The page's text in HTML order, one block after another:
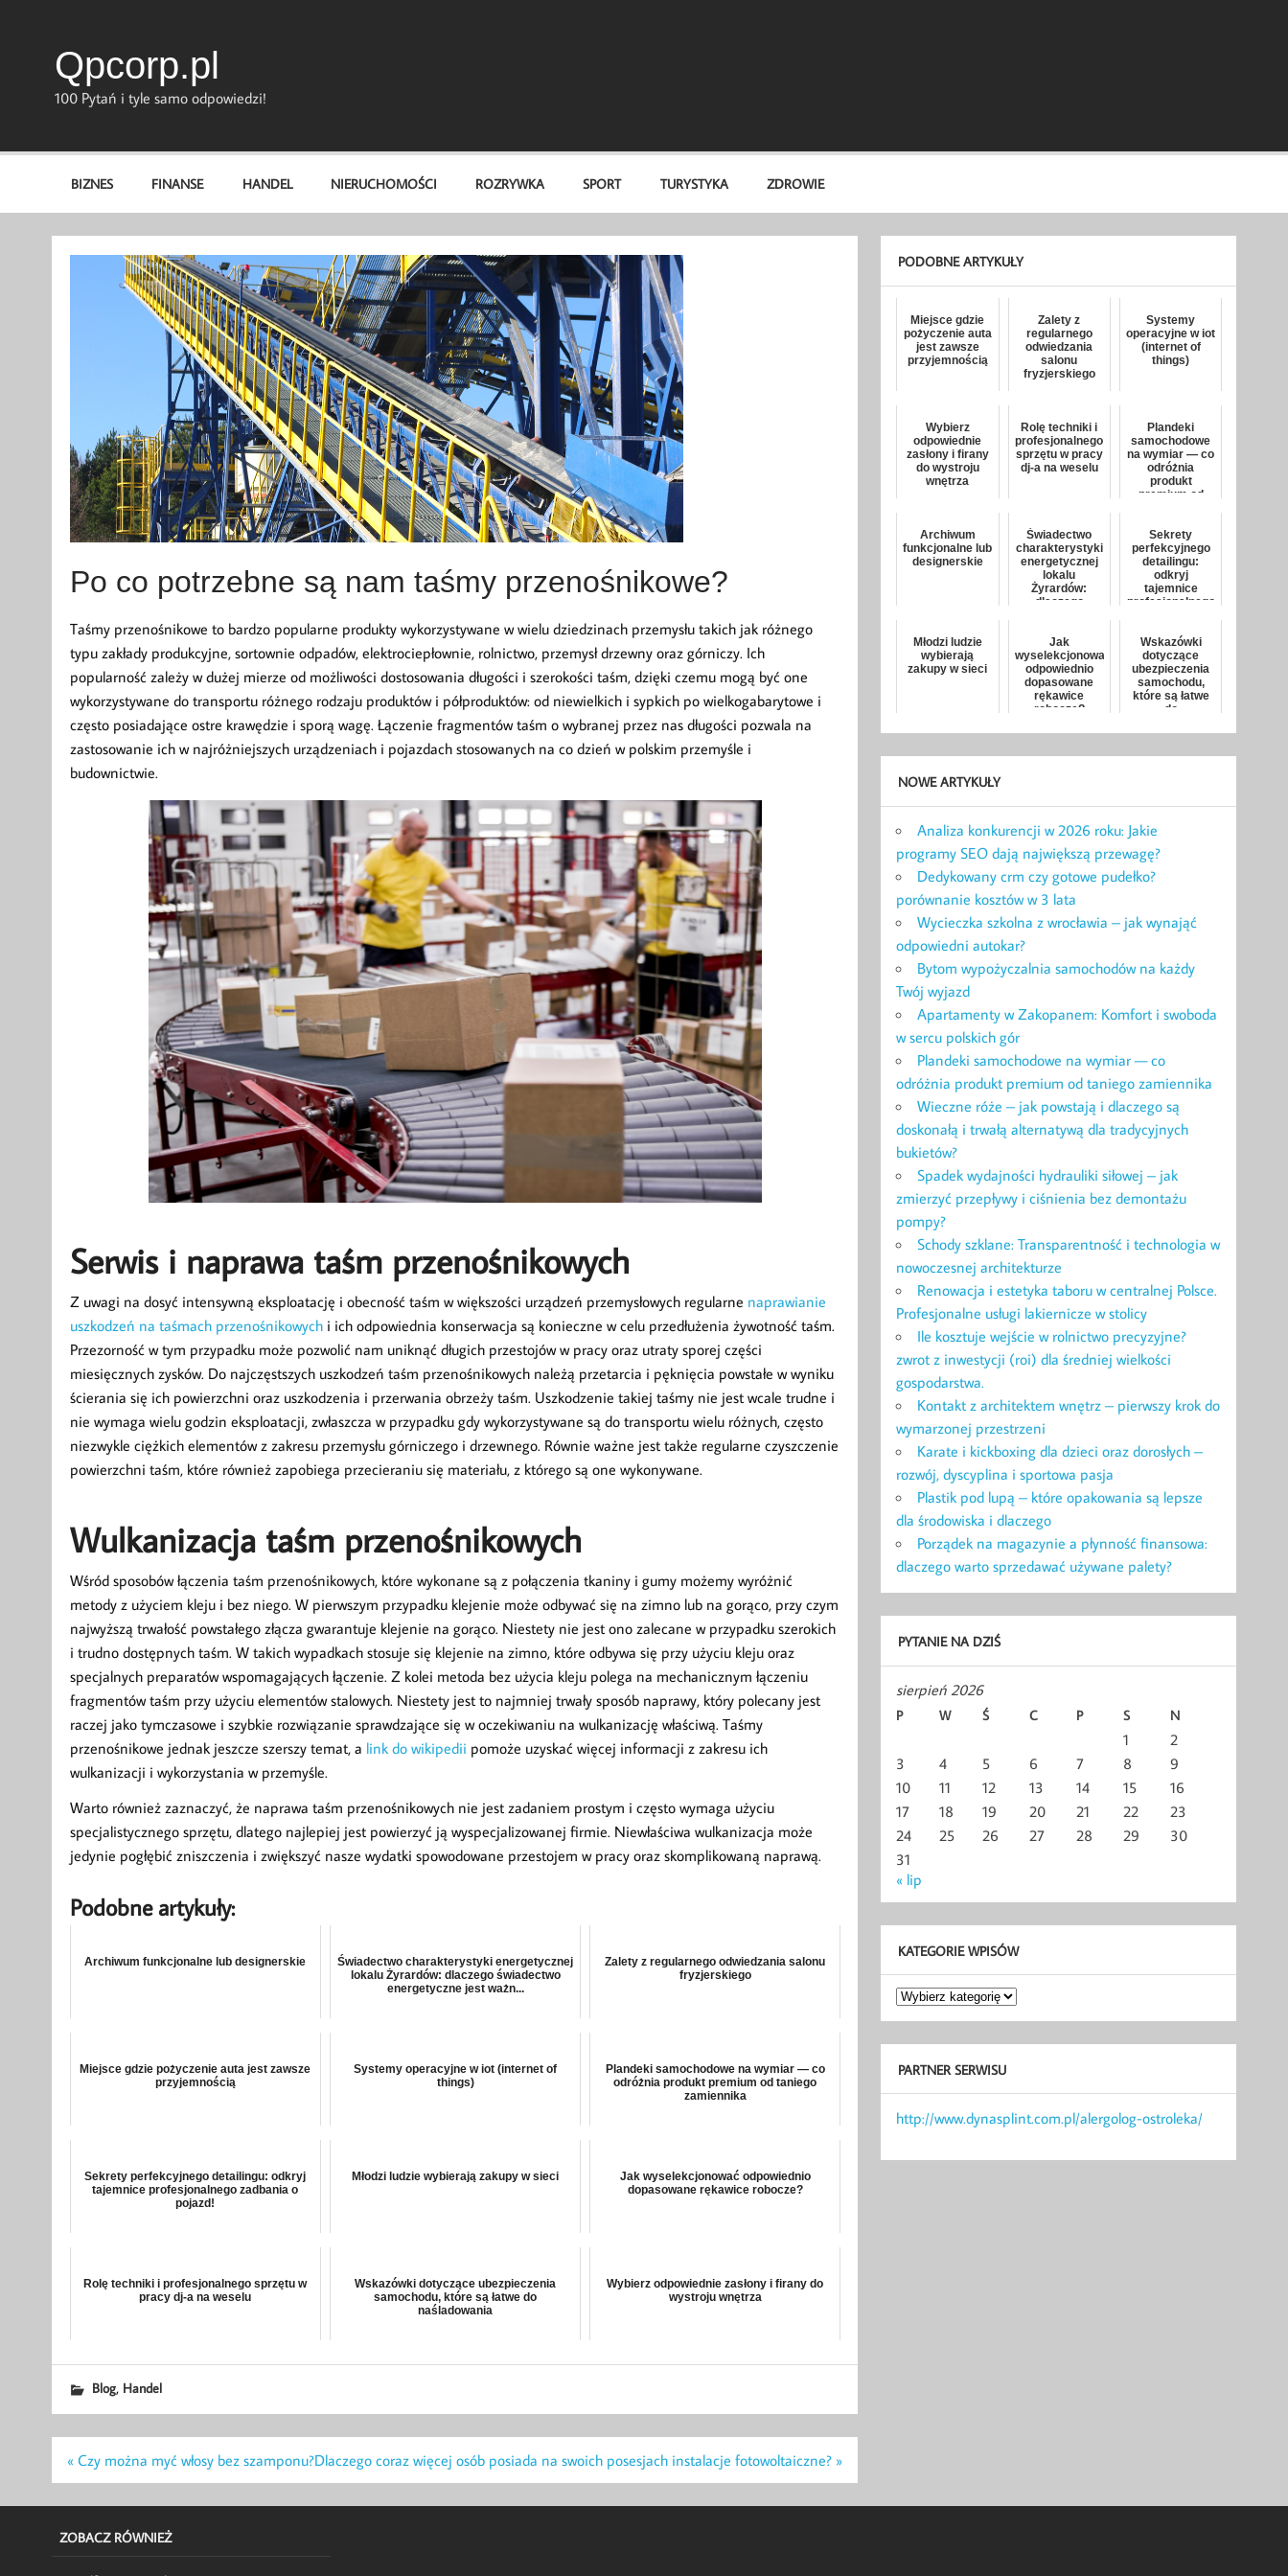
Qpcorp.pl
100 Pytań i tyle samo odpowiedzi!
BIZNES FINANSE HANDEL NIERUCHOMOŚCI ROZRYWKA SPORT TURYSTYKA ZDROWIE
Po co potrzebne są nam taśmy przenośnikowe?
Taśmy przenośnikowe to bardzo popularne produkty wykorzystywane w wielu dziedzinach przemysłu takich jak różnego
typu zakłady produkcyjne, sortownie odpadów, elektrociepłownie, rolnictwo, przemysł drzewny oraz górniczy. Ich
popularność zależy w dużej mierze od możliwości dostosowania długości i szerokości taśm, dzięki czemu mogą być one
wykorzystywane do transportu różnego rodzaju produktów i półproduktów: od niewielkich i sypkich po wielkogabarytowe i
często posiadające ostre krawędzie i sporą wagę. Łączenie fragmentów taśm o wybranej przez nas długości pozwala na
zastosowanie ich w najróżniejszych urządzeniach i pojazdach stosowanych na co dzień w polskim przemyśle i
budownictwie.
Serwis i naprawa taśm przenośnikowych
Z uwagi na dosyć intensywną eksploatację i obecność taśm w większości urządzeń przemysłowych regularne naprawianie
uszkodzeń na taśmach przenośnikowychi ich odpowiednia konserwacja są konieczne w celu przedłużenia żywotność taśm.
Przezorność w tym przypadku może pozwolić nam uniknąć długich przestojów w pracy oraz utraty sporej części
miesięcznych zysków. Do najczęstszych uszkodzeń taśm przenośnikowych należą przetarcia i pęknięcia powstałe w wyniku
ścierania się ich powierzchni oraz uszkodzenia i przerwania obrzeży taśm. Uszkodzenie takiej taśmy nie jest wcale trudne i
nie wymaga wielu godzin eksploatacji, zwłaszcza w przypadku gdy wykorzystywane są do transportu wielu różnych, często
niezwykle ciężkich elementów z zakresu przemysłu górniczego i drzewnego. Równie ważne jest także regularne czyszczenie
powierzchni taśm, które również zapobiega przecieraniu się materiału, z którego są one wykonywane.
Wulkanizacja taśm przenośnikowych
Wśród sposobów łączenia taśm przenośnikowych, które wykonane są z połączenia tkaniny i gumy możemy wyróżnić
metody z użyciem kleju i bez niego. W pierwszym przypadku klejenie może odbywać się na zimno lub na gorąco, przy czym
najwyższą trwałość powstałego złącza gwarantuje klejenie na gorąco. Niestety nie jest ono zalecane w przypadku szerokich
i trudno dostępnych taśm. W takich wypadkach stosuje się klejenie na zimno, które odbywa się przy użyciu kleju oraz
specjalnych preparatów wspomagających łączenie. Z kolei metoda bez użycia kleju polega na mechanicznym łączeniu
fragmentów taśm przy użyciu elementów stalowych. Niestety jest to najmniej trwały sposób naprawy, który polecany jest
raczej jako tymczasowe i szybkie rozwiązanie sprawdzające się w oczekiwaniu na wulkanizację właściwą. Taśmy
przenośnikowe jednak jeszcze szerszy temat, a link do wikipedii pomoże uzyskać więcej informacji z zakresu ich
wulkanizacji i wykorzystania w przemyśle.
Warto również zaznaczyć, że naprawa taśm przenośnikowych nie jest zadaniem prostym i często wymaga użyciu
specjalistycznego sprzętu, dlatego najlepiej jest powierzyć ją wyspecjalizowanej firmie. Niewłaściwa wulkanizacja może
jedynie pogłębić zniszczenia i zwiększyć nasze wydatki spowodowane przestojem w pracy oraz skomplikowaną naprawą.
Podobne artykuły:
Archiwum funkcjonalne lub designerskie
Świadectwo charakterystyki energetycznej
lokalu Żyrardów: dlaczego świadectwo
energetyczne jest ważn...
Zalety z regularnego odwiedzania salonu
fryzjerskiego
Miejsce gdzie pożyczenie auta jest zawsze
przyjemnością
Systemy operacyjne w iot (internet of
things)
Plandeki samochodowe na wymiar — co
odróżnia produkt premium od taniego
zamiennika
Sekrety perfekcyjnego detailingu: odkryj
tajemnice profesjonalnego zadbania o
pojazd!
Młodzi ludzie wybierają zakupy w sieci
Jak wyselekcjonować odpowiednio
dopasowane rękawice robocze?
Rolę techniki i profesjonalnego sprzętu w
pracy dj-a na weselu
Wskazówki dotyczące ubezpieczenia
samochodu, które są łatwe do
naśladowania
Wybierz odpowiednie zasłony i firany do
wystroju wnętrza
Blog, Handel
Nawigacja
wpisu
« Czy można myć włosy bez szamponu?Dlaczego coraz więcej osób posiada na swoich posesjach instalacje fotowoltaiczne? »
PODOBNE ARTYKUŁY
Miejsce gdzie
pożyczenie auta
jest zawsze
przyjemnością
Zalety z
regularnego
odwiedzania
salonu
fryzjerskiego
Systemy
operacyjne w iot
(internet of
things)
Wybierz
odpowiednie
zasłony i firany
do wystroju
wnętrza
Rolę techniki i
profesjonalnego
sprzętu w pracy
dj-a na weselu
Plandeki
samochodowe
na wymiar — co
odróżnia
produkt
premium od
Archiwum
funkcjonalne lub
designerskie
Świadectwo
charakterystyki
energetycznej
lokalu
Żyrardów:
dlaczego
jest ważn...
Sekrety
perfekcyjnego
detailingu:
odkryj
tajemnice
profesjonalnego
Młodzi ludzie
wybierają
zakupy w sieci
Jak
wyselekcjonować
odpowiednio
dopasowane
rękawice
robocze?
Wskazówki
dotyczące
ubezpieczenia
samochodu,
które są łatwe
do
NOWE ARTYKUŁY
Analiza konkurencji w 2026 roku: Jakie
programy SEO dają największą przewagę?
Dedykowany crm czy gotowe pudełko?
porównanie kosztów w 3 lata
Wycieczka szkolna z wrocławia – jak wynająć
odpowiedni autokar?
Bytom wypożyczalnia samochodów na każdy
Twój wyjazd
Apartamenty w Zakopanem: Komfort i swoboda
w sercu polskich gór
Plandeki samochodowe na wymiar — co
odróżnia produkt premium od taniego zamiennika
Wieczne róże – jak powstają i dlaczego są
doskonałą i trwałą alternatywą dla tradycyjnych
bukietów?
Spadek wydajności hydrauliki siłowej – jak
zmierzyć przepływy i ciśnienia bez demontażu
pompy?
Schody szklane: Transparentność i technologia w
nowoczesnej architekturze
Renowacja i estetyka taboru w centralnej Polsce.
Profesjonalne usługi lakiernicze w stolicy
Ile kosztuje wejście w rolnictwo precyzyjne?
zwrot z inwestycji (roi) dla średniej wielkości
gospodarstwa.
Kontakt z architektem wnętrz – pierwszy krok do
wymarzonej przestrzeni
Karate i kickboxing dla dzieci oraz dorosłych –
rozwój, dyscyplina i sportowa pasja
Plastik pod lupą – które opakowania są lepsze
dla środowiska i dlaczego
Porządek na magazynie a płynność finansowa:
dlaczego warto sprzedawać używane palety?
PYTANIE NA DZIŚ
sierpień 2026
P W Ś C P S N
1
2
3
4 5 6 7 8
9
10
11 12 13 14 15
16
17
18 19 20 21 22
23
24
25 26 27 28 29
30
31
« lip
KATEGORIE WPISÓW
Kategorie
wpisów
PARTNER SERWISU
http://www.dynasplint.com.pl/alergolog-ostroleka/
ZOBACZ RÓWNIEŻ